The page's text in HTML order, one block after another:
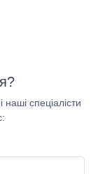
спеціалісти